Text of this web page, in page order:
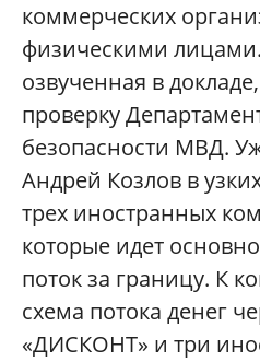
коммерческих
физическими
озвученная в
проверку
безопасности МВД.
Андрей Козлов в
трех иностранных
которые идет
поток за границу. К
схема потока денег
«ДИСКОНТ» и три